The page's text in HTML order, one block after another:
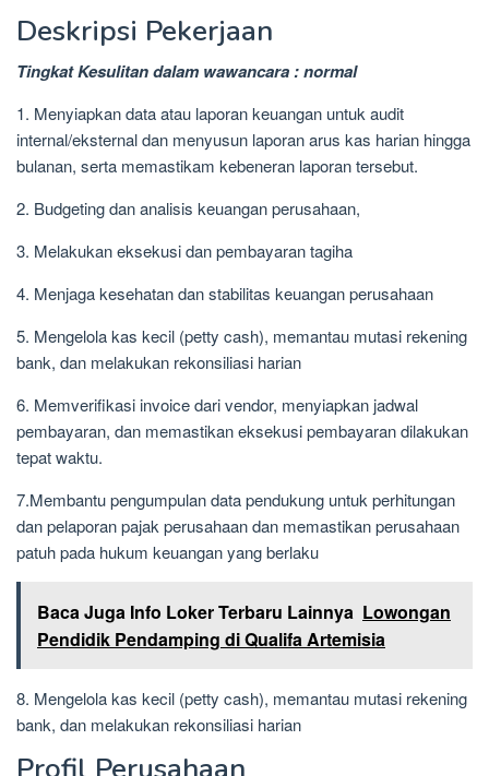
Deskripsi Pekerjaan
Tingkat Kesulitan dalam wawancara : normal
1. Menyiapkan data atau laporan keuangan untuk audit
internal/eksternal dan menyusun laporan arus kas harian hingga
bulanan, serta memastikam kebeneran laporan tersebut.
2. Budgeting dan analisis keuangan perusahaan,
3. Melakukan eksekusi dan pembayaran tagiha
4. Menjaga kesehatan dan stabilitas keuangan perusahaan
5. Mengelola kas kecil (petty cash), memantau mutasi rekening
bank, dan melakukan rekonsiliasi harian
6. Memverifikasi invoice dari vendor, menyiapkan jadwal
pembayaran, dan memastikan eksekusi pembayaran dilakukan
tepat waktu.
7.Membantu pengumpulan data pendukung untuk perhitungan
dan pelaporan pajak perusahaan dan memastikan perusahaan
patuh pada hukum keuangan yang berlaku
Baca Juga Info Loker Terbaru Lainnya Lowongan
Pendidik Pendamping di Qualifa Artemisia
8. Mengelola kas kecil (petty cash), memantau mutasi rekening
bank, dan melakukan rekonsiliasi harian